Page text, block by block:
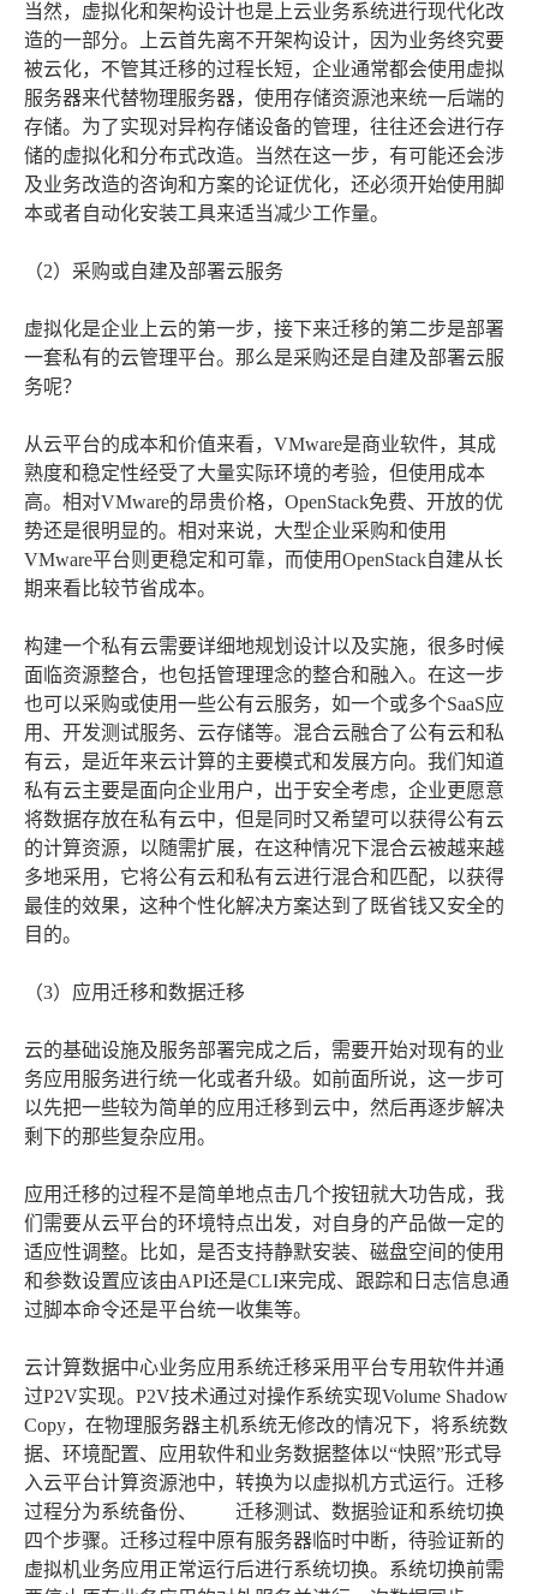
当然，虚拟化和架构设计也是上云业务系统进行现代化改
造的一部分。上云首先离不开架构设计，因为业务终究要
被云化，不管其迁移的过程长短，企业通常都会使用虚拟
服务器来代替物理服务器，使用存储资源池来统一后端的
存储。为了实现对异构存储设备的管理，往往还会进行存
储的虚拟化和分布式改造。当然在这一步，有可能还会涉
及业务改造的咨询和方案的论证优化，还必须开始使用脚
本或者自动化安装工具来适当减少工作量。
（2）采购或自建及部署云服务
虚拟化是企业上云的第一步，接下来迁移的第二步是部署
一套私有的云管理平台。那么是采购还是自建及部署云服
务呢？
从云平台的成本和价值来看，VMware是商业软件，其成
熟度和稳定性经受了大量实际环境的考验，但使用成本
高。相对VMware的昂贵价格，OpenStack免费、开放的优
势还是很明显的。相对来说，大型企业采购和使用
VMware平台则更稳定和可靠，而使用OpenStack自建从长
期来看比较节省成本。
构建一个私有云需要详细地规划设计以及实施，很多时候
面临资源整合，也包括管理理念的整合和融入。在这一步
也可以采购或使用一些公有云服务，如一个或多个SaaS应
用、开发测试服务、云存储等。混合云融合了公有云和私
有云，是近年来云计算的主要模式和发展方向。我们知道
私有云主要是面向企业用户，出于安全考虑，企业更愿意
将数据存放在私有云中，但是同时又希望可以获得公有云
的计算资源，以随需扩展，在这种情况下混合云被越来越
多地采用，它将公有云和私有云进行混合和匹配，以获得
最佳的效果，这种个性化解决方案达到了既省钱又安全的
目的。
（3）应用迁移和数据迁移
云的基础设施及服务部署完成之后，需要开始对现有的业
务应用服务进行统一化或者升级。如前面所说，这一步可
以先把一些较为简单的应用迁移到云中，然后再逐步解决
剩下的那些复杂应用。
应用迁移的过程不是简单地点击几个按钮就大功告成，我
们需要从云平台的环境特点出发，对自身的产品做一定的
适应性调整。比如，是否支持静默安装、磁盘空间的使用
和参数设置应该由API还是CLI来完成、跟踪和日志信息通
过脚本命令还是平台统一收集等。
云计算数据中心业务应用系统迁移采用平台专用软件并通
过P2V实现。P2V技术通过对操作系统实现Volume Shadow
Copy，在物理服务器主机系统无修改的情况下，将系统数
据、环境配置、应用软件和业务数据整体以“快照”形式导
入云平台计算资源池中，转换为以虚拟机方式运行。迁移
过程分为系统备份、 迁移测试、数据验证和系统切换
四个步骤。迁移过程中原有服务器临时中断，待验证新的
虚拟机业务应用正常运行后进行系统切换。系统切换前需